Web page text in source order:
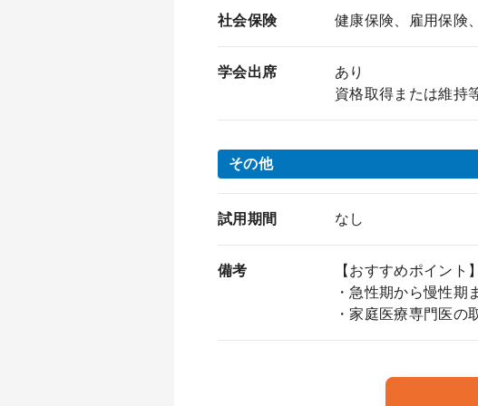
社会保険 健康保険、雇用保険
学会出席
あり
資格取得または維持
その他
試用期間 なし
備考
【おすすめポイント】
・急性期から慢性期
・家庭医療専門医の